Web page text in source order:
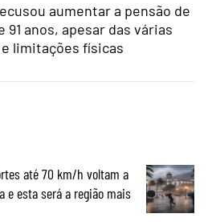
aumentar a pensão de
anos, apesar das várias
limitações físicas
até 70 km/h voltam a
e esta será a região mais